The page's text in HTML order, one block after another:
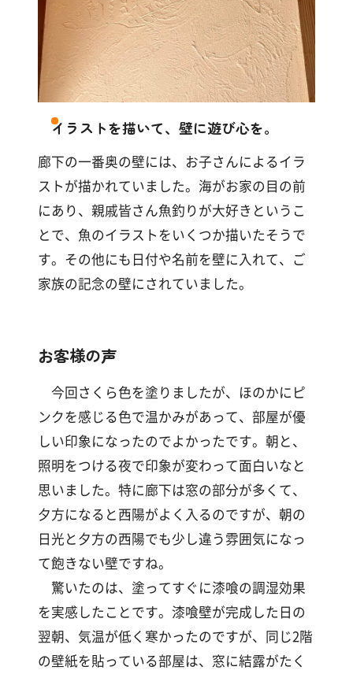
イラストを描いて、壁に遊び心を。
廊下の一番奥の壁には、お子さんによるイラ
ストが描かれていました。海がお家の目の前
にあり、親戚皆さん魚釣りが大好きというこ
とで、魚のイラストをいくつか描いたそうで
す。その他にも日付や名前を壁に入れて、ご
家族の記念の壁にされていました。
お客様の声
今回さくら色を塗りましたが、ほのかにピ
ンクを感じる色で温かみがあって、部屋が優
しい印象になったのでよかったです。朝と、
照明をつける夜で印象が変わって面白いなと
思いました。特に廊下は窓の部分が多くて、
夕方になると西陽がよく入るのですが、朝の
日光と夕方の西陽でも少し違う雰囲気になっ
て飽きない壁ですね。
驚いたのは、塗ってすぐに漆喰の調湿効果
を実感したことです。漆喰壁が完成した日の
翌朝、気温が低く寒かったのですが、同じ2階
の壁紙を貼っている部屋は、窓に結露がたく